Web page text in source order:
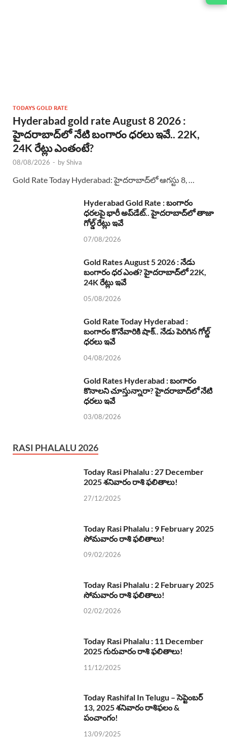
TODAYS GOLD RATE
Hyderabad gold rate August 8 2026 :
హైదరాబాద్‌లో నేటి బంగారం ధరలు ఇవే.. 22K,
24K రేట్లు ఎంతంటే?
08/08/2026 - byShiva
Gold Rate Today Hyderabad: హైదరాబాద్‌లో ఆగస్టు 8, …
Hyderabad Gold Rate : బంగారం
ధరలపై భారీ అప్‌డేట్.. హైదరాబాద్‌లో తాజా
గోల్డ్ రేట్లు ఇవే
07/08/2026
Gold Rates August 5 2026 : నేడు
బంగారం ధర ఎంత? హైదరాబాద్‌లో 22K,
24K రేట్లు ఇవే
05/08/2026
Gold Rate Today Hyderabad :
బంగారం కొనేవారికి షాక్.. నేడు పెరిగిన గోల్డ్
ధరలు ఇవే
04/08/2026
Gold Rates Hyderabad : బంగారం
కొనాలని చూస్తున్నారా? హైదరాబాద్‌లో నేటి
ధరలు ఇవే
03/08/2026
RASI PHALALU 2026
Today Rasi Phalalu : 27 December
2025 శనివారం రాశి ఫలితాలు!
27/12/2025
Today Rasi Phalalu : 9 February 2025
సోమవారం రాశి ఫలితాలు!
09/02/2026
Today Rasi Phalalu : 2 February 2025
సోమవారం రాశి ఫలితాలు!
02/02/2026
Today Rasi Phalalu : 11 December
2025 గురువారం రాశి ఫలితాలు!
11/12/2025
Today Rashifal In Telugu – సెప్టెంబర్
13, 2025 శనివారం రాశిఫలం &
పంచాంగం!
13/09/2025